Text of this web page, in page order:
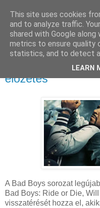
2024. május 16.,
Megérkezett az
előzetes
A Bad Boys sorozat
Bad Boys: Ride or Die,
visszatérését hozza el,
This site uses cookies
and to analyze traffic.
shared with Google
metrics to ensure quality
statistics, and to detect
LEARN